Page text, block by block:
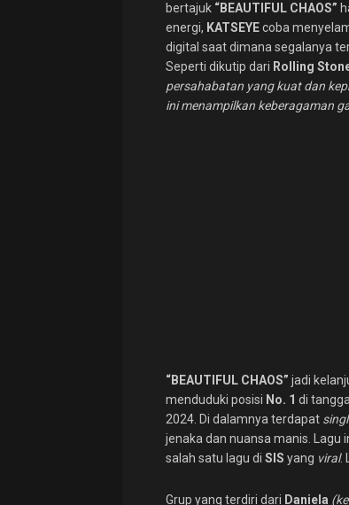
bertajuk “BEAUTIFUL CHAOS”
energi, KATSEYEcoba
digital saat dimana segalanya
Seperti dikutip dari Rolling
persahabatan yang kuat dan
ini menampilkan keberagaman
“BEAUTIFUL CHAOS” jadi
menduduki posisi No. 1 di
2024. Di dalamnya terdapat
jenaka dan nuansa manis. Lagu
salah satu lagu di SIS yang viral.
Grup yang terdiri dari Daniela